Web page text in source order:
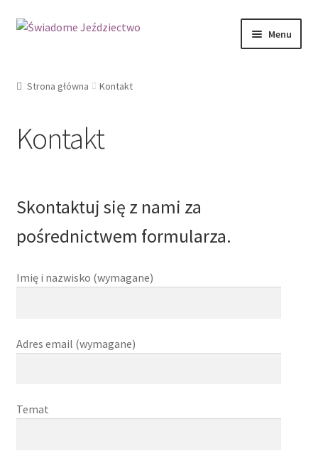
Przejdź
Przejdź
Menu
Blog
O nas
Strona główna Kontakt
Kontakt
Skontaktuj się z nami za
pośrednictwem formularza.
Imię i nazwisko (wymagane)
Adres email (wymagane)
Temat